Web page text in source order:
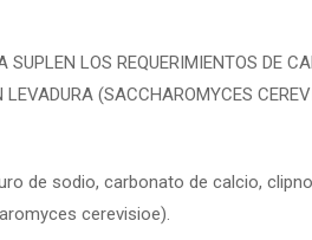
LOS REQUERIMIENTOS DE
(SACCHAROMYCES
de sodio, carbonato de calcio,
cerevisioe).